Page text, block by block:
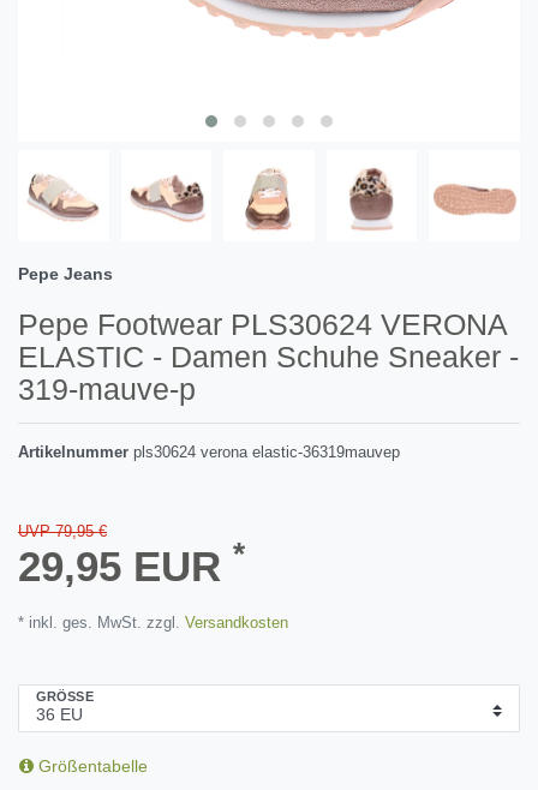
Pepe Jeans
Pepe Footwear PLS30624 VERONA
ELASTIC - Damen Schuhe Sneaker -
319-mauve-p
Artikelnummer pls30624 verona elastic-36319mauvep
UVP 79,95 €
29,95 EUR *
* inkl. ges. MwSt. zzgl. Versandkosten
GRÖSSE
Größentabelle